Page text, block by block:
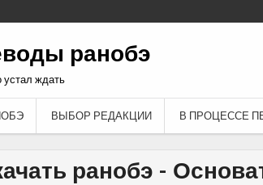
ранобэ
устал ждать
ВЫБОР РЕДАКЦИИ В ПРОЦЕССЕ
ранобэ -